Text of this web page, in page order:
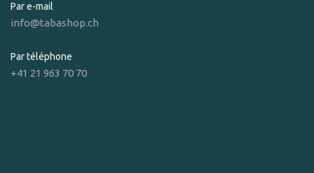
Par e-mail
info@tabashop.ch
Par téléphone
+41 21 963 70 70